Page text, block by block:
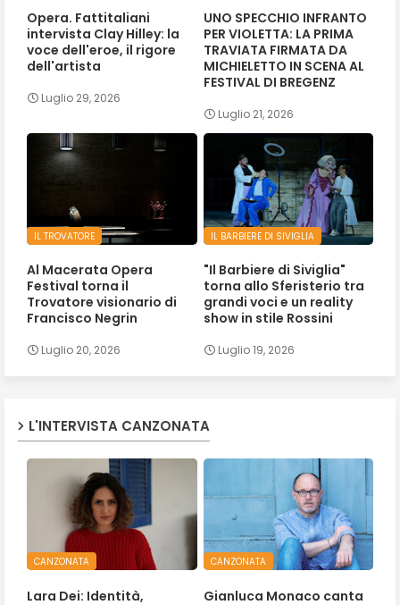
Opera. Fattitaliani
intervista Clay Hilley: la
voce dell'eroe, il rigore
dell'artista
Luglio 29, 2026
UNO SPECCHIO INFRANTO
PER VIOLETTA: LA PRIMA
TRAVIATA FIRMATA DA
MICHIELETTO IN SCENA AL
FESTIVAL DI BREGENZ
Luglio 21, 2026
IL TROVATORE
Al Macerata Opera
Festival torna il
Trovatore visionario di
Francisco Negrin
Luglio 20, 2026
IL BARBIERE DI SIVIGLIA
"Il Barbiere di Siviglia"
torna allo Sferisterio tra
grandi voci e un reality
show in stile Rossini
Luglio 19, 2026
L'INTERVISTA CANZONATA
CANZONATA
Lara Dei: Identità,
CANZONATA
Gianluca Monaco canta